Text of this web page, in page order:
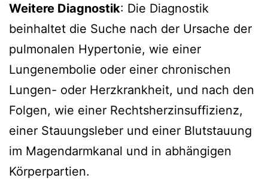
Weitere Diagnostik: Die Diagnostik
beinhaltet die Suche nach der Ursache der
pulmonalen Hypertonie, wie einer
Lungenembolie oder einer chronischen
Lungen- oder Herzkrankheit, und nach den
Folgen, wie einer Rechtsherzinsuffizienz,
einer Stauungsleber und einer Blutstauung
im Magendarmkanal und in abhängigen
Körperpartien.